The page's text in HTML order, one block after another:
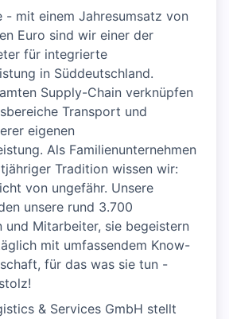
- mit einem Jahresumsatz von
Euro sind wir einer der
für integrierte
in Süddeutschland.
Supply-Chain verknüpfen
Transport und
eigenen
Als Familienunternehmen
Tradition wissen wir:
von ungefähr. Unsere
unsere rund 3.700
und Mitarbeiter, sie begeistern
mit umfassendem Know-
für das was sie tun -
& Services GmbH stellt